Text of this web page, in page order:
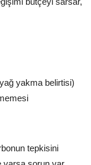
yakma belirtisi)
tepkisini